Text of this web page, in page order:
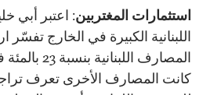
استثمارات المغتربين: اعتبر أبي
اللبنانية الكبيرة في الخارج تفسّر
كانت المصارف الأخرى تعرف